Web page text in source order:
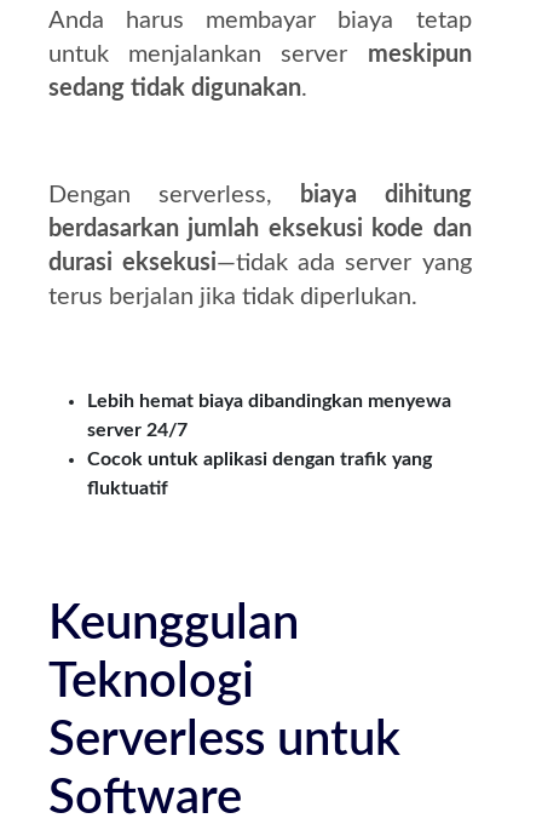
Anda harus membayar biaya tetap
untuk menjalankan server meskipun
sedang tidak digunakan.
Dengan serverless,
biaya dihitung
berdasarkan jumlah eksekusi kode dan
durasi eksekusi—tidak ada server yang
terus berjalan jika tidak diperlukan.
Lebih hemat biaya dibandingkan menyewa
server 24/7
Cocok untuk aplikasi dengan trafik yang
fluktuatif
Keunggulan
Teknologi
Serverless untuk
Software